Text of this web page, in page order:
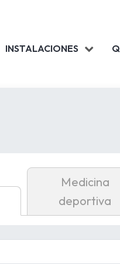
INSTALACIONES
Medicina
deportiva